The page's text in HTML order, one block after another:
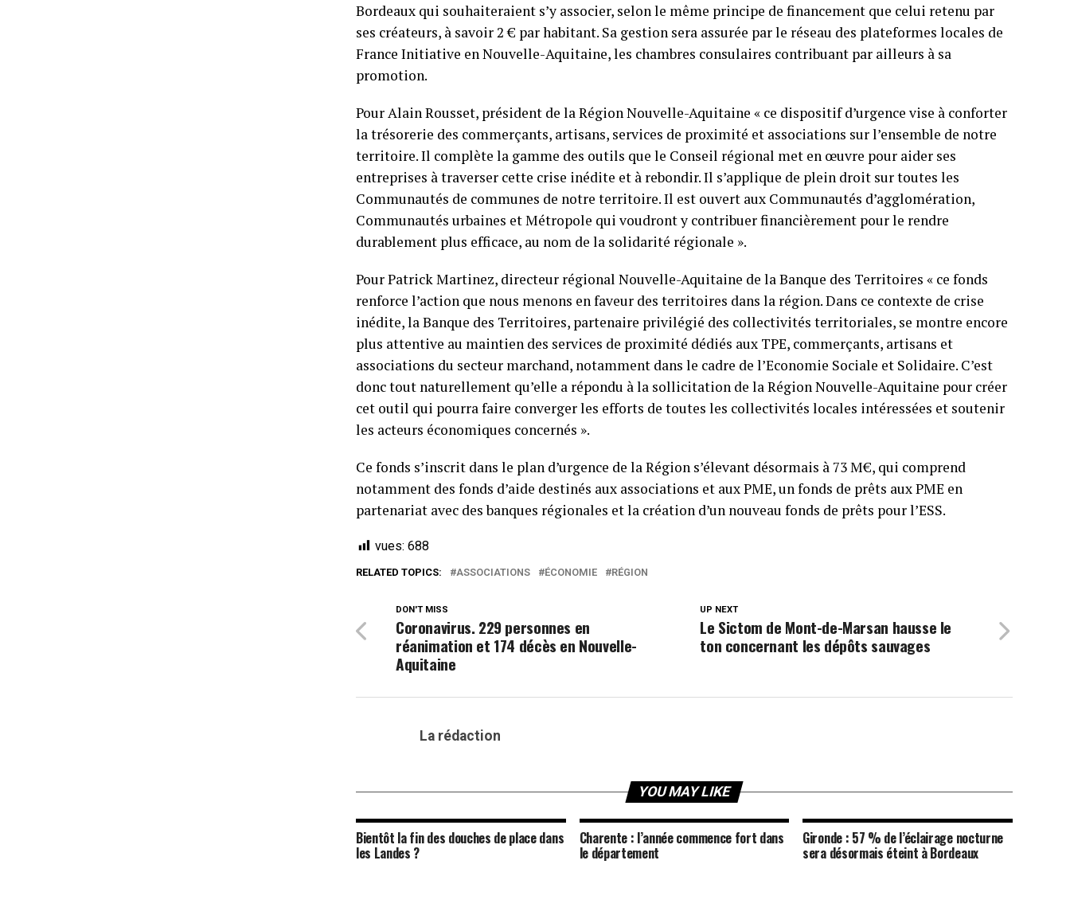
Bordeaux qui souhaiteraient s’y associer, selon le même principe de financement que celui retenu par
ses créateurs, à savoir 2 € par habitant. Sa gestion sera assurée par le réseau des plateformes locales de
France Initiative en Nouvelle-Aquitaine, les chambres consulaires contribuant par ailleurs à sa
promotion.
Pour Alain Rousset, président de la Région Nouvelle-Aquitaine « ce dispositif d’urgence vise à conforter
la trésorerie des commerçants, artisans, services de proximité et associations sur l’ensemble de notre
territoire. Il complète la gamme des outils que le Conseil régional met en œuvre pour aider ses
entreprises à traverser cette crise inédite et à rebondir. Il s’applique de plein droit sur toutes les
Communautés de communes de notre territoire. Il est ouvert aux Communautés d’agglomération,
Communautés urbaines et Métropole qui voudront y contribuer financièrement pour le rendre
durablement plus efficace, au nom de la solidarité régionale ».
Pour Patrick Martinez, directeur régional Nouvelle-Aquitaine de la Banque des Territoires « ce fonds
renforce l’action que nous menons en faveur des territoires dans la région. Dans ce contexte de crise
inédite, la Banque des Territoires, partenaire privilégié des collectivités territoriales, se montre encore
plus attentive au maintien des services de proximité dédiés aux TPE, commerçants, artisans et
associations du secteur marchand, notamment dans le cadre de l’Economie Sociale et Solidaire. C’est
donc tout naturellement qu’elle a répondu à la sollicitation de la Région Nouvelle-Aquitaine pour créer
cet outil qui pourra faire converger les efforts de toutes les collectivités locales intéressées et soutenir
les acteurs économiques concernés ».
Ce fonds s’inscrit dans le plan d’urgence de la Région s’élevant désormais à 73 M€, qui comprend
notamment des fonds d’aide destinés aux associations et aux PME, un fonds de prêts aux PME en
partenariat avec des banques régionales et la création d’un nouveau fonds de prêts pour l’ESS.
vues: 688
RELATED TOPICS: ASSOCIATIONS ÉCONOMIE RÉGION
UP NEXT
Le Sictom de Mont-de-Marsan hausse le
ton concernant les dépôts sauvages
DON'T MISS
Coronavirus. 229 personnes en
réanimation et 174 décès en Nouvelle-
Aquitaine
La rédaction
YOU MAY LIKE
Bientôt la fin des douches de place dans
les Landes ?
Charente : l’année commence fort dans
le département
Gironde : 57 % de l’éclairage nocturne
sera désormais éteint à Bordeaux